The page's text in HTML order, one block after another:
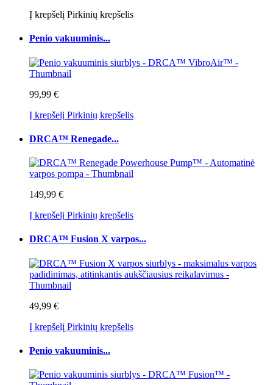
Į krepšelį Pirkinių krepšelis
Penio vakuuminis...
99,99 €
Į krepšelį Pirkinių krepšelis
DRCA™ Renegade...
149,99 €
Į krepšelį Pirkinių krepšelis
DRCA™ Fusion X varpos...
49,99 €
Į krepšelį Pirkinių krepšelis
Penio vakuuminis...